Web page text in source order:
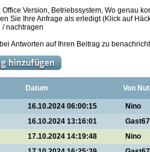
Version, Betriebssystem, Wo genau
Sie Ihre Anfrage als erledigt (Klick auf
nachtragen
Antworten auf Ihren Beitrag zu
Datum Von
16.10.2024 06:00:15
Nino
16.10.2024 13:16:01
17.10.2024 14:19:48
Nino